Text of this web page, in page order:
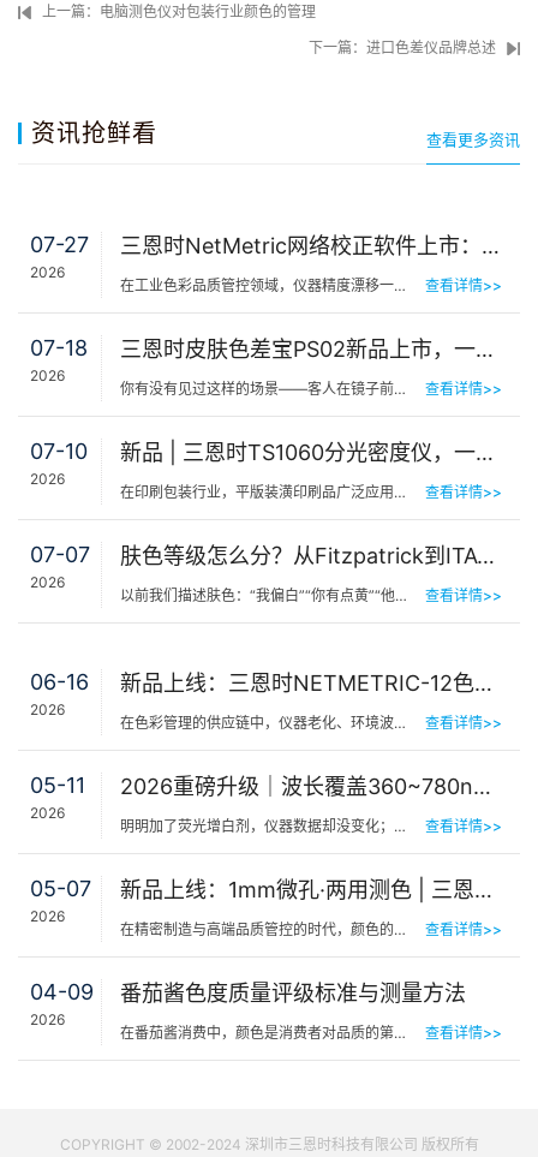
上一篇：电脑测色仪对包装行业颜色的管理
下一篇：进口色差仪品牌总述
资讯抢鲜看 查看更多资讯
07-27
2026
三恩时NetMetric网络校正软件上市：告别返厂，15分钟让测色仪“恢复出厂精度”
在工业色彩品质管控领域，仪器精度漂移一直是制造企业挥之不去的隐痛。同一批货，A车间测合格、B车间测不合… 查看详情>>
07-18
2026
三恩时皮肤色差宝PS02新品上市，一键测出你的精准肤色等级
你有没有见过这样的场景——客人在镜子前端详半天，问：“我是不是白了一点？”美容师… 查看详情>>
07-10
2026
新品 | 三恩时TS1060分光密度仪，一机覆盖平版装潢印刷品色密度与色差检测
在印刷包装行业，平版装潢印刷品广泛应用于包装工艺品、日化标签、节日用品等场景，客户对同一批次产品的色… 查看详情>>
07-07
2026
肤色等级怎么分？从Fitzpatrick到ITA°，三恩时皮肤测色仪让肤色“数字化”
以前我们描述肤色：“我偏白”“你有点黄”“他挺黑”……现在… 查看详情>>
06-16
2026
新品上线：三恩时NETMETRIC-12色砖与网络校正软件，解决台间差难题
在色彩管理的供应链中，仪器老化、环境波动、台间差…… 一个环节的微小偏差，都可能导致最终… 查看详情>>
05-11
2026
2026重磅升级｜波长覆盖360~780nm，三恩时便携式分光测色仪全光谱了！
明明加了荧光增白剂，仪器数据却没变化；两个零件在室内颜色一样，一到阳光下就“原形毕露”&hel… 查看详情>>
05-07
2026
新品上线：1mm微孔·两用测色 | 三恩时PS401/PS301分光测色仪！
在精密制造与高端品质管控的时代，颜色的微小偏差往往决定着产品的最终命运。对于极小物件、曲面弧面、精密… 查看详情>>
04-09
2026
番茄酱色度质量评级标准与测量方法
在番茄酱消费中，颜色是消费者对品质的第一感知，其一致性与达标性直接影响品牌信任度和产品竞争力。很多人… 查看详情>>
COPYRIGHT © 2002-2024 深圳市三恩时科技有限公司 版权所有